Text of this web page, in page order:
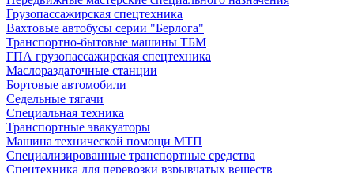
Грузопассажирская спецтехника
Вахтовые автобусы серии "Берлога"
Транспортно-бытовые машины ТБМ
ГПА грузопассажирская спецтехника
Маслораздаточные станции
Бортовые автомобили
Седельные тягачи
Специальная техника
Транспортные эвакуаторы
Машина технической помощи МТП
Специализированные транспортные средства
Спецтехника для перевозки взрывчатых веществ